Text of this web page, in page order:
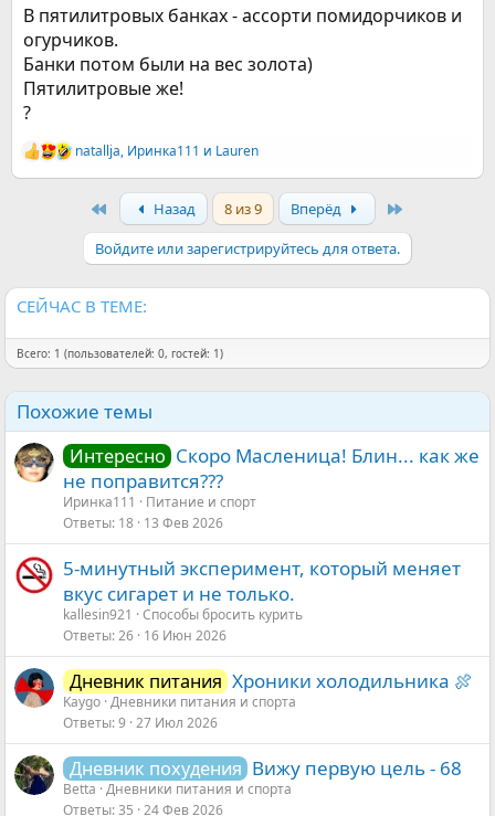
В пятилитровых банках - ассорти помидорчиков и
огурчиков.
Банки потом были на вес золота)
Пятилитровые же!
?
Р
е
natallja, Иринка111 и Lauren
Назад 8 из 9 Вперёд
Войдите или зарегистрируйтесь для ответа.
СЕЙЧАС В ТЕМЕ:
Всего: 1 (пользователей: 0, гостей: 1)
Похожие темы
Интересно Скоро Масленица! Блин... как же
не поправится???
Иринка111
Питание и спорт
Ответы 18 13 Фев 2026
5-минутный эксперимент, который меняет
вкус сигарет и не только.
kallesin921
Способы бросить курить
Ответы 26 16 Июн 2026
Дневник питания Хроники холодильника 🍖
Kaygo Дневники питания и спорта
Ответы 9 27 Июл 2026
Дневник похудения Вижу первую цель - 68
Betta Дневники питания и спорта
Ответы 35 24 Фев 2026